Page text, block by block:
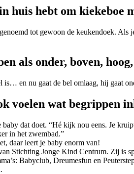
huis hebt om kiekeboe
tot gewoon de keukendoek.
als onder, boven,
en nu gaat de bel omlaag, hij gaat
voelen wat begrippen
dat doet. “Hé kijk nou eens. Je
in het zwembad.”
daar leert je baby enorm van!
Stichting Jonge Kind Centrum. Zij is
Babyclub, Dreumesfun en